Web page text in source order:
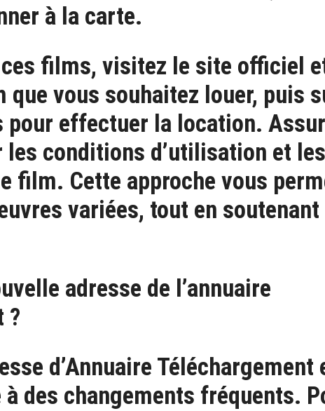
à la carte.
ces films, visitez le site officiel
que vous souhaitez louer, puis
effectuer la location.
les conditions d’utilisation et
film. Cette approche vous
variées, tout en soutenant
adresse de l’annuaire
?
d’Annuaire Téléchargement
des changements fréquents.